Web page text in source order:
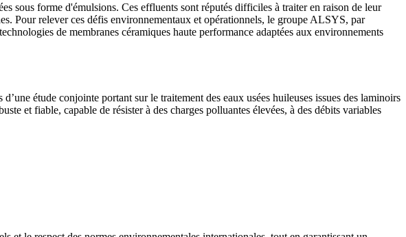
sous forme d'émulsions. Ces effluents sont réputés difficiles à traiter en raison de leur
Pour relever ces défis environnementaux et opérationnels, le groupe ALSYS, par
de membranes céramiques haute performance adaptées aux environnements
étude conjointe portant sur le traitement des eaux usées huileuses issues des laminoirs
et fiable, capable de résister à des charges polluantes élevées, à des débits variables